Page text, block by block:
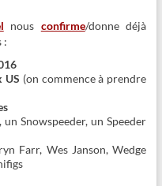
nous confirme/donne déjà
:
US (on commence à prendre
Snowspeeder, un Speeder
Farr, Wes Janson, Wedge